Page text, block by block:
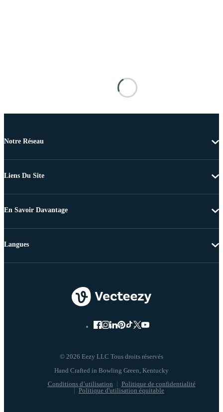
Notre Réseau
Liens Du Site
En Savoir Davantage
© 2026 Eezy LLC Tous droits réservés
Conditions d’utilisation
Politique de confidentialité
Politique d'utilisation équitable
Langues